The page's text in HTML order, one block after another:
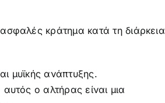
κράτημα κατά τη διάρκεια
μυϊκής ανάπτυξης.
ο αλτήρας είναι μια